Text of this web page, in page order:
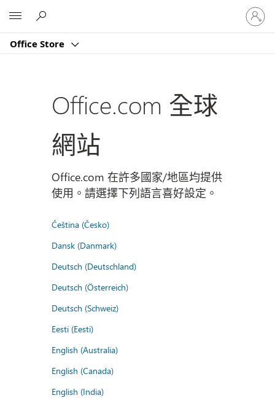
Office Store
登
入
您
Office.com 全球
網站
Office.com 在許多國家/地區均提供
使用。請選擇下列語言喜好設定。
Čeština (Česko)
Dansk (Danmark)
Deutsch (Deutschland)
Deutsch (Österreich)
Deutsch (Schweiz)
Eesti (Eesti)
English (Australia)
English (Canada)
English (India)